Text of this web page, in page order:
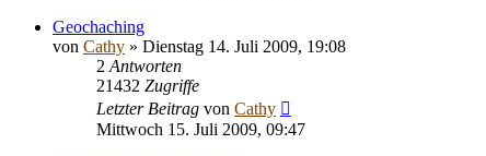
Geochaching
von Cathy » Dienstag 14. Juli 2009, 19:08
2 Antworten
21432 Zugriffe
Letzter Beitrag von Cathy
Mittwoch 15. Juli 2009, 09:47